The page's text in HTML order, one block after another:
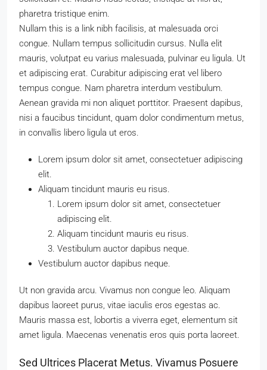
pharetra tristique enim.
Nullam this is a link nibh facilisis, at malesuada orci
congue. Nullam tempus sollicitudin cursus. Nulla elit
mauris, volutpat eu varius malesuada, pulvinar eu ligula. Ut
et adipiscing erat. Curabitur adipiscing erat vel libero
tempus congue. Nam pharetra interdum vestibulum.
Aenean gravida mi non aliquet porttitor. Praesent dapibus,
nisi a faucibus tincidunt, quam dolor condimentum metus,
in convallis libero ligula ut eros.
Lorem ipsum dolor sit amet, consectetuer adipiscing
elit.
Aliquam tincidunt mauris eu risus.
Lorem ipsum dolor sit amet, consectetuer
adipiscing elit.
Aliquam tincidunt mauris eu risus.
Vestibulum auctor dapibus neque.
Vestibulum auctor dapibus neque.
Ut non gravida arcu. Vivamus non congue leo. Aliquam
dapibus laoreet purus, vitae iaculis eros egestas ac.
Mauris massa est, lobortis a viverra eget, elementum sit
amet ligula. Maecenas venenatis eros quis porta laoreet.
Sed Ultrices Placerat Metus. Vivamus Posuere